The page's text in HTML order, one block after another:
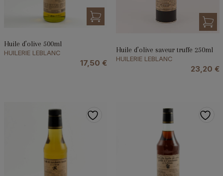
Huile d’olive 500ml
HUILERIE LEBLANC
17,50 €
Huile d’olive saveur truffe 250ml
HUILERIE LEBLANC
23,20 €